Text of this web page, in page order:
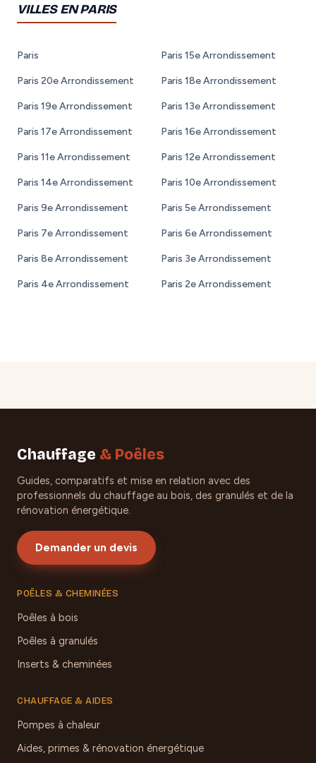
VILLES EN PARIS
Paris Paris 15e Arrondissement
Paris 20e Arrondissement Paris 18e Arrondissement
Paris 19e Arrondissement Paris 13e Arrondissement
Paris 17e Arrondissement Paris 16e Arrondissement
Paris 11e Arrondissement Paris 12e Arrondissement
Paris 14e Arrondissement Paris 10e Arrondissement
Paris 9e Arrondissement Paris 5e Arrondissement
Paris 7e Arrondissement Paris 6e Arrondissement
Paris 8e Arrondissement Paris 3e Arrondissement
Paris 4e Arrondissement Paris 2e Arrondissement
Chauffage & Poêles
Guides, comparatifs et mise en relation avec des
professionnels du chauffage au bois, des granulés et de la
rénovation énergétique.
Demander un devis
POÊLES & CHEMINÉES
Poêles à bois
Poêles à granulés
Inserts & cheminées
CHAUFFAGE & AIDES
Pompes à chaleur
Aides, primes & rénovation énergétique